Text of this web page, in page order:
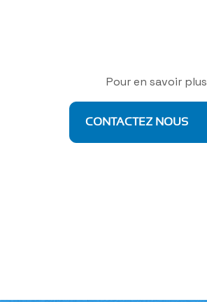
Pour en savoir plus
CONTACTEZ NOUS